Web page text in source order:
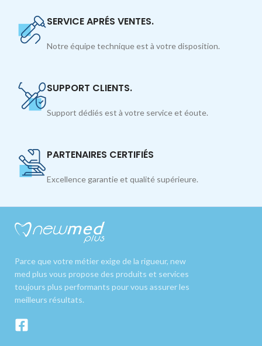
SERVICE APRÉS VENTES.
Notre équipe technique est à votre disposition.
SUPPORT CLIENTS.
Support dédiés est à votre service et éoute.
PARTENAIRES CERTIFIÉS
Excellence garantie et qualité supérieure.
Parce que votre métier exige de la rigueur, new
med plus vous propose des produits et services
toujours plus performants pour vous assurer les
meilleurs résultats.